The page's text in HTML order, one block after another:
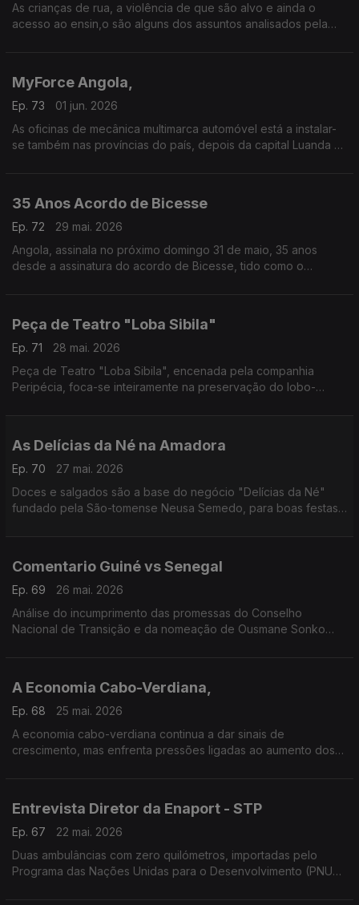
As crianças de rua, a violência de que são alvo e ainda o
acesso ao ensin,o são alguns dos assuntos analisados pela
MyForce Angola,
Ep. 73
01 jun. 2026
As oficinas de mecânica multimarca automóvel está a instalar-
se também nas províncias do país, depois da capital Luanda há
35 Anos Acordo de Bicesse
Ep. 72
29 mai. 2026
Angola, assinala no próximo domingo 31 de maio, 35 anos
desde a assinatura do acordo de Bicesse, tido como o
Peça de Teatro "Loba Sibila"
Ep. 71
28 mai. 2026
Peça de Teatro "Loba Sibila", encenada pela companhia
Peripécia, foca-se inteiramente na preservação do lobo-
As Delícias da Né na Amadora
Ep. 70
27 mai. 2026
Doces e salgados são a base do negócio "Delícias da Né"
fundado pela São-tomense Neusa Semedo, para boas festas
Comentario Guiné vs Senegal
Ep. 69
26 mai. 2026
Análise do incumprimento das promessas do Conselho
Nacional de Transição e da nomeação de Ousmane Sonko
A Economia Cabo-Verdiana,
Ep. 68
25 mai. 2026
A economia cabo-verdiana continua a dar sinais de
crescimento, mas enfrenta pressões ligadas ao aumento dos
Entrevista Diretor da Enaport - STP
Ep. 67
22 mai. 2026
Duas ambulâncias com zero quilómetros, importadas pelo
Programa das Nações Unidas para o Desenvolvimento (PNUD)